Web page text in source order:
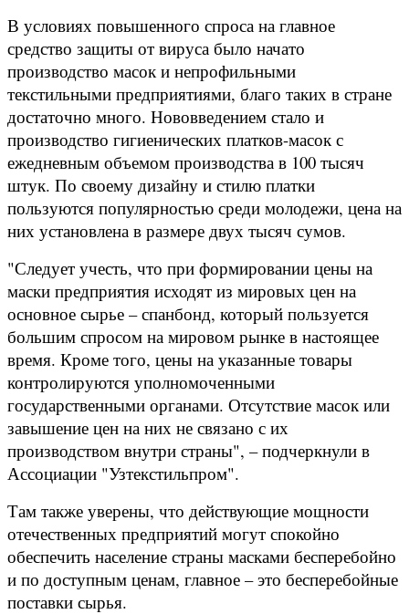
В условиях повышенного спроса на главное
средство защиты от вируса было начато
производство масок и непрофильными
текстильными предприятиями, благо таких в стране
достаточно много. Нововведением стало и
производство гигиенических платков-масок с
ежедневным объемом производства в 100 тысяч
штук. По своему дизайну и стилю платки
пользуются популярностью среди молодежи, цена на
них установлена в размере двух тысяч сумов.
"Следует учесть, что при формировании цены на
маски предприятия исходят из мировых цен на
основное сырье – спанбонд, который пользуется
большим спросом на мировом рынке в настоящее
время. Кроме того, цены на указанные товары
контролируются уполномоченными
государственными органами. Отсутствие масок или
завышение цен на них не связано с их
производством внутри страны", – подчеркнули в
Ассоциации "Узтекстильпром".
Там также уверены, что действующие мощности
отечественных предприятий могут спокойно
обеспечить население страны масками бесперебойно
и по доступным ценам, главное – это бесперебойные
поставки сырья.